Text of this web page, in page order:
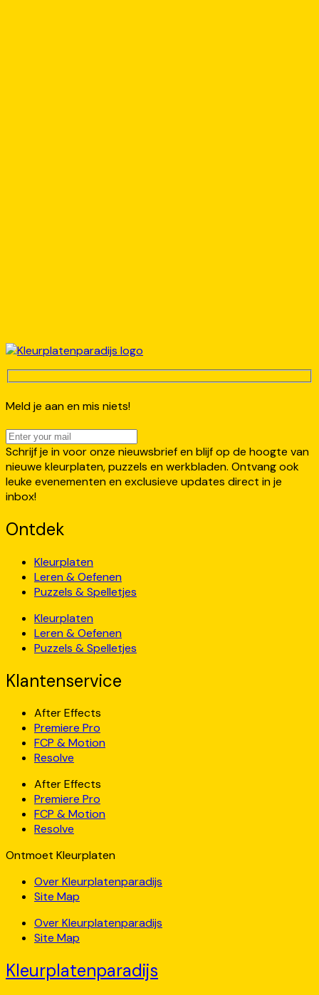
Meld je aan en mis niets!
Schrijf je in voor onze nieuwsbrief en blijf op de hoogte van
nieuwe kleurplaten, puzzels en werkbladen. Ontvang ook
leuke evenementen en exclusieve updates direct in je
inbox!
Ontdek
Kleurplaten
Leren & Oefenen
Puzzels & Spelletjes
Kleurplaten
Leren & Oefenen
Puzzels & Spelletjes
Klantenservice
After Effects
Premiere Pro
FCP & Motion
Resolve
After Effects
Premiere Pro
FCP & Motion
Resolve
Ontmoet Kleurplaten
Over Kleurplatenparadijs
Site Map
Over Kleurplatenparadijs
Site Map
Kleurplatenparadijs